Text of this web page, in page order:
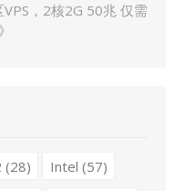
，2核2G 50兆 仅需
》
(28) Intel (57)